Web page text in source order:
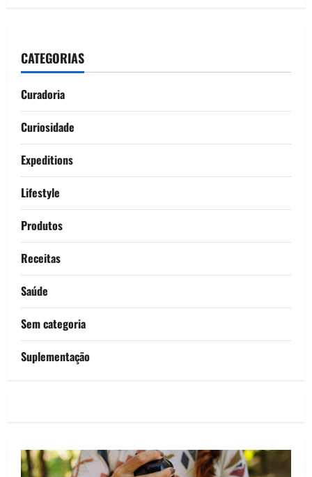
CATEGORIAS
Curadoria
Curiosidade
Expeditions
Lifestyle
Produtos
Receitas
Saúde
Sem categoria
Suplementação